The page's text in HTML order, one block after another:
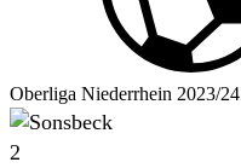
Oberliga Niederrhein 2023/24
2